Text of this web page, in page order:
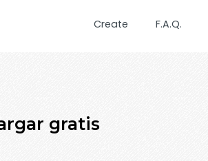
Create F.A.Q.
gratis